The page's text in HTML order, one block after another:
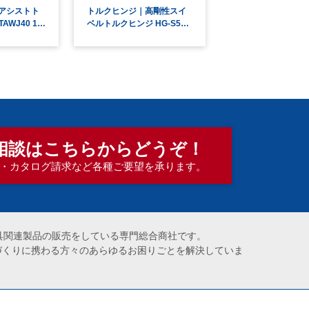
シストト
1…
トルクヒンジ｜高剛性スイ
ベルトルクヒンジ HG-S5…
談はこちらからどうぞ！
カタログ請求など各種ご要望を承ります。
連製品の販売をしている専門総合商社です。
りに携わる方々のあらゆるお困りごとを解決していま